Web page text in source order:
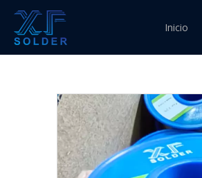
Inicio
Usted está aquí:
400g 800g 1kg y diámetro